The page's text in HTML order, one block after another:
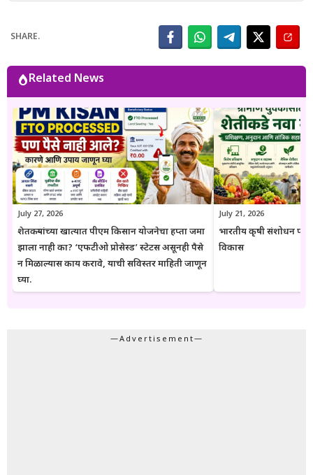
आणि संबंधित अधिकृत स्रोतांचा संदर्भ घेऊन माहितीची पडताळणी केली जाते.
वाचकांना अर्ज प्रक्रिया, पात्रता, आवश्यक कागदपत्रे, लाभ, अंतिम मुदत आणि
भर असतो. Goresarkar.in चा उद्देश महाराष्ट्रातील शेतकरी, विद्यार्थी, महिला,
युवक आणि सर्वसामान्य नागरिकांपर्यंत विश्वासार्ह, अद्ययावत आणि उपयुक्त माहिती
पोहोचवणे हा आहे. प्रकाशित माहिती वेळोवेळी अद्ययावत ठेवण्याचा प्रयत्न केला
जातो. अधिकृत निर्णयामध्ये बदल झाल्यास संबंधित लेख देखील अद्ययावत करण्यात
येतात. या संकेतस्थळावरील माहिती ही केवळ जनजागृती आणि मार्गदर्शनाच्या
उद्देशाने प्रकाशित केली जाते. कोणत्याही सरकारी योजनेसाठी अर्ज करण्यापूर्वी
संबंधित विभागाच्या अधिकृत संकेतस्थळावरील माहिती, नियम आणि अटींची
पडताळणी करण्याचा सल्ला दिला जातो.
SHARE.
Related News
July 27, 2026
शेतकऱ्यांच्या खात्यात पीएम किसान योजनेचा हप्ता जमा
झाला नाही का? ‘एफटीओ प्रोसेस्ड’ स्टेटस असूनही पैसे
न मिळाल्यास काय करावे, याची सविस्तर माहिती जाणून
घ्या.
July 21, 2026
भारतीय कृषी संशोधन
विकास
—Advertisement—